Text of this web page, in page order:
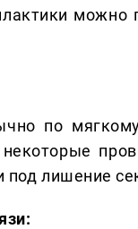
можно
по
лишение